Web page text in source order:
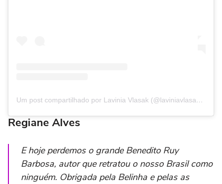
Um post compartilhado por Lavinia Vlasak (@laviniavlasak4real)
Regiane Alves
E hoje perdemos o grande Benedito Ruy
Barbosa, autor que retratou o nosso Brasil como
ninguém. Obrigada pela Belinha e pelas as